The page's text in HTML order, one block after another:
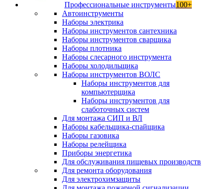
Профессиональные инструменты100+
Автоинструменты
Наборы электрика
Наборы инструментов сантехника
Наборы инструментов сварщика
Наборы плотника
Наборы слесарного инструмента
Наборы холодильщика
Наборы инструментов ВОЛС
Наборы инструментов для
компьютерщика
Наборы инструментов для
слаботочных систем
Для монтажа СИП и ВЛ
Наборы кабельщика-спайщика
Наборы газовика
Наборы релейщика
Приборы энергетика
Для обслуживания пищевых производств
Для ремонта оборудования
Для электрохимзащиты